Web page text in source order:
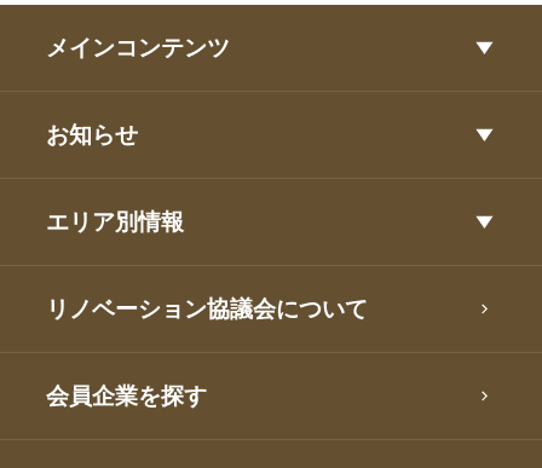
メインコンテンツ
お知らせ
エリア別情報
リノベーション協議会について
会員企業を探す